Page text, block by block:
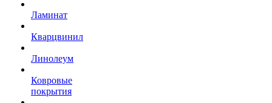
Ламинат
Кварцвинил
Линолеум
Ковровые
покрытия